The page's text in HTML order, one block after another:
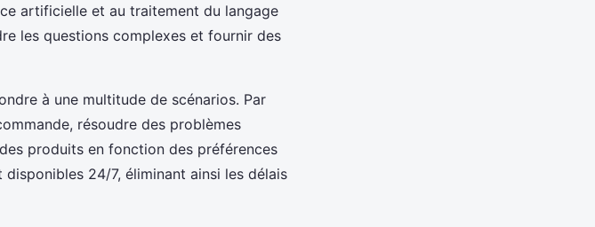
artificielle et au traitement du langage
les questions complexes et fournir des
à une multitude de scénarios. Par
résoudre des problèmes
produits en fonction des préférences
disponibles 24/7, éliminant ainsi les délais